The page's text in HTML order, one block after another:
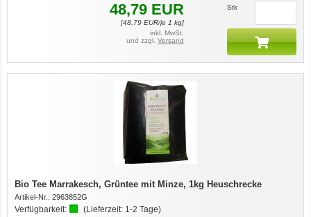
48,79 EUR
[48,79EUR/je 1 kg]
inkl. MwSt.
und zzgl. Versand
Stk
Bio Tee Marrakesch, Grüntee mit Minze, 1kg Heuschrecke
Artikel-Nr.: 2963852G
Verfügbarkeit: (Lieferzeit: 1-2 Tage)